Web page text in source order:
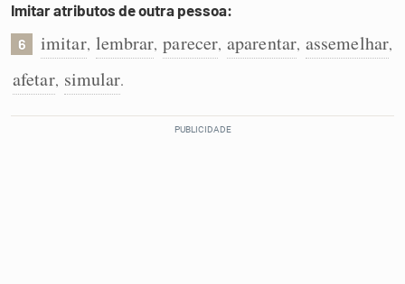
Imitar atributos de outra pessoa:
6 imitar, lembrar, parecer, aparentar, assemelhar,
afetar, simular.